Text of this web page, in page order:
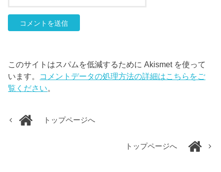
このサイトはスパムを低減するために Akismet を使って
います。 コメントデータの処理方法の詳細はこちらをご
覧ください。
トップページへ
トップページへ